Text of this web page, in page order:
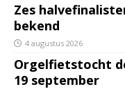
Zes
bekend
4 augustus 2026
Orgelfietstocht
19 september